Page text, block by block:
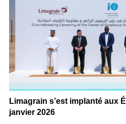
Limagrain s’est implanté aux
janvier 2026